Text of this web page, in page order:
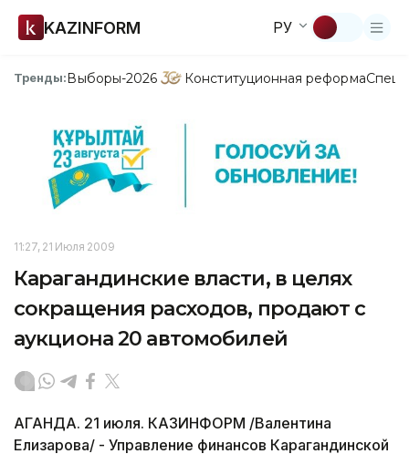
KAZINFORM РУ
Тренды:Выборы-2026 Конституционная реформа
11:27, 21 Июля 2009
Карагандинские власти, в целях
сокращения расходов, продают с
аукциона 20 автомобилей
АГАНДА. 21 июля. КАЗИНФОРМ /Валентина
Елизарова/ - Управление финансов Карагандинской